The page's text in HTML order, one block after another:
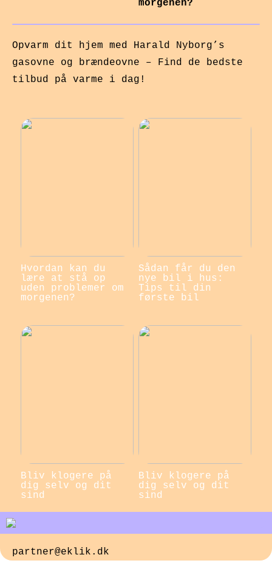
morgenen?
Opvarm dit hjem med Harald Nyborg’s
gasovne og brændeovne – Find de bedste
tilbud på varme i dag!
Hvordan kan du
lære at stå op
uden problemer om
morgenen?
Sådan får du den
nye bil i hus:
Tips til din
første bil
Bliv klogere på
dig selv og dit
sind
Bliv klogere på
dig selv og dit
sind
partner@eklik.dk